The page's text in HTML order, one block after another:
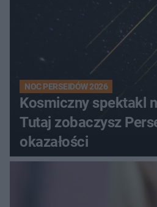
NOC PERSEIDÓW 2026
Kosmiczny spektakl
Tutaj zobaczysz
okazałości